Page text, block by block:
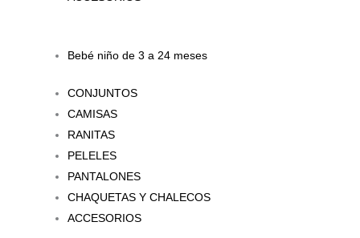
Bebé niño de 3 a 24 meses
CONJUNTOS
CAMISAS
RANITAS
PELELES
PANTALONES
CHAQUETAS Y CHALECOS
ACCESORIOS